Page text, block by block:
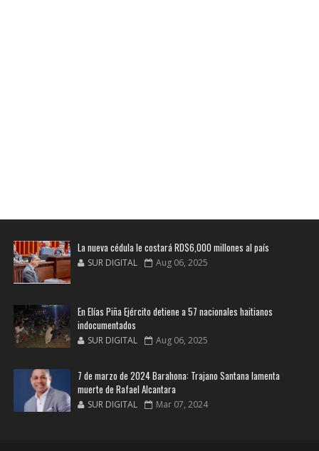
La nueva cédula le costará RD$6,000 millones al país
SUR DIGITAL Aug 06, 2025
En Elías Piña Ejército detiene a 57 nacionales haitianos
indocumentados
SUR DIGITAL Aug 06, 2025
7 de marzo de 2024 Barahona: Trajano Santana lamenta
muerte de Rafael Alcantara
SUR DIGITAL Mar 07, 2024